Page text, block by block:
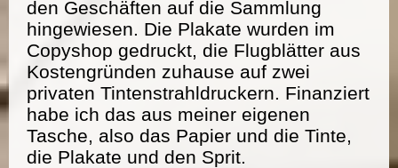
den Geschäften auf die Sammlung
hingewiesen. Die Plakate wurden im
Copyshop gedruckt, die Flugblätter aus
Kostengründen zuhause auf zwei
privaten Tintenstrahldruckern. Finanziert
habe ich das aus meiner eigenen
Tasche, also das Papier und die Tinte,
die Plakate und den Sprit.